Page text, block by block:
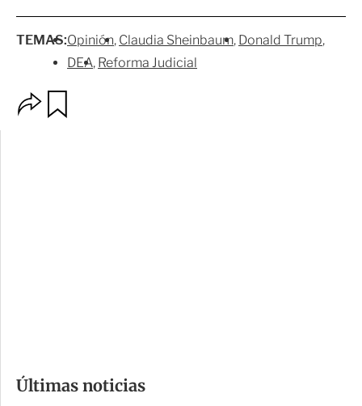
TEMAS:Opinión Claudia Sheinbaum Donald Trump
DEA Reforma Judicial
p
p
Últimas noticias